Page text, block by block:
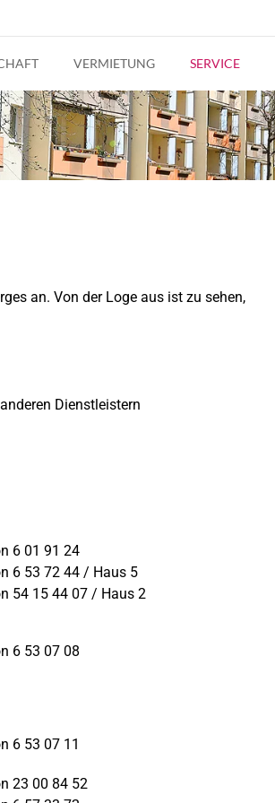
VERMIETUNG SERVICE
an. Von der Loge aus ist zu sehen,
Dienstleistern
6 01 91 24
6 53 72 44 / Haus 5
54 15 44 07 / Haus 2
6 53 07 08
6 53 07 11
23 00 84 52